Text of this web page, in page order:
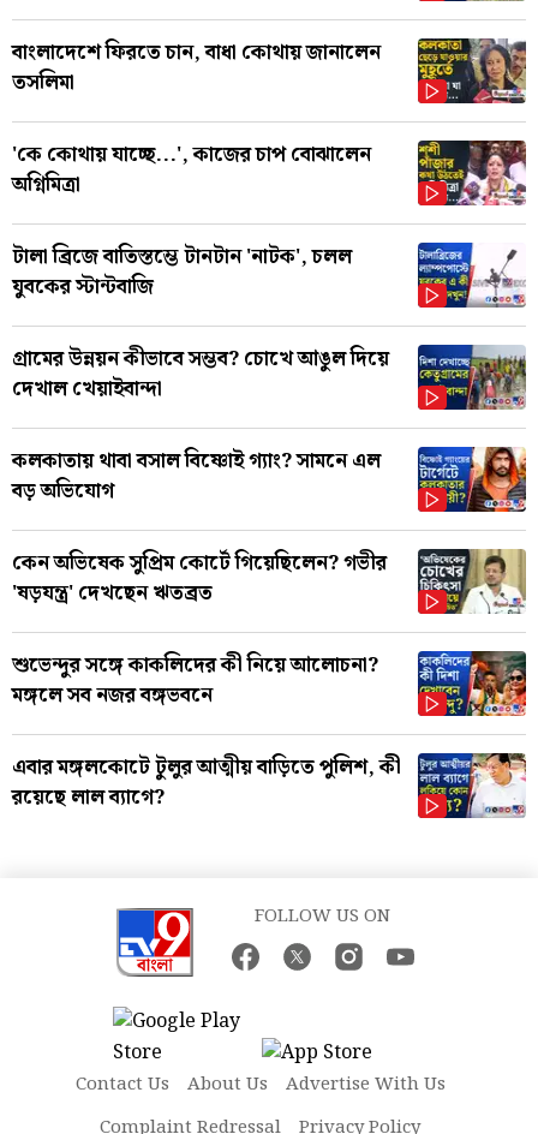
বাংলাদেশে ফিরতে চান, বাধা কোথায় জানালেন
তসলিমা
'কে কোথায় যাচ্ছে...', কাজের চাপ বোঝালেন
অগ্নিমিত্রা
টালা ব্রিজে বাতিস্তম্ভে টানটান 'নাটক', চলল
যুবকের স্টান্টবাজি
গ্রামের উন্নয়ন কীভাবে সম্ভব? চোখে আঙুল দিয়ে
দেখাল খেয়াইবান্দা
কলকাতায় থাবা বসাল বিষ্ণোই গ্যাং? সামনে এল
বড় অভিযোগ
কেন অভিষেক সুপ্রিম কোর্টে গিয়েছিলেন? গভীর
'ষড়যন্ত্র' দেখছেন ঋতব্রত
শুভেন্দুর সঙ্গে কাকলিদের কী নিয়ে আলোচনা?
মঙ্গলে সব নজর বঙ্গভবনে
এবার মঙ্গলকোটে টুলুর আত্মীয় বাড়িতে পুলিশ, কী
রয়েছে লাল ব্যাগে?
FOLLOW US ON
Contact Us About Us
Advertise With Us